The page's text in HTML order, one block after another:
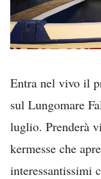
Entra nel vivo il
sul Lungomare
luglio. Prenderà
kermesse che
interessantissimi